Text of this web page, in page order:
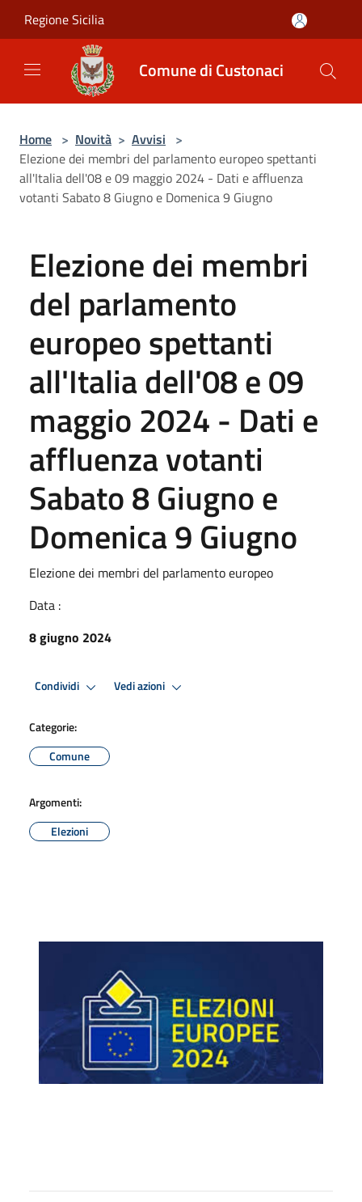
Regione Sicilia
Comune di Custonaci
Home > Novità > Avvisi >
Elezione dei membri del parlamento europeo spettanti
all'Italia dell'08 e 09 maggio 2024 - Dati e affluenza
votanti Sabato 8 Giugno e Domenica 9 Giugno
Elezione dei membri
del parlamento
europeo spettanti
all'Italia dell'08 e 09
maggio 2024 - Dati e
affluenza votanti
Sabato 8 Giugno e
Domenica 9 Giugno
Elezione dei membri del parlamento europeo
Data :
8 giugno 2024
Condividi Vedi azioni
Categorie:
Comune
Argomenti:
Elezioni